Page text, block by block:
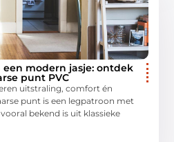
een modern jasje: ontdek
punt PVC
uitstraling, comfort én
punt is een legpatroon met
bekend is uit klassieke